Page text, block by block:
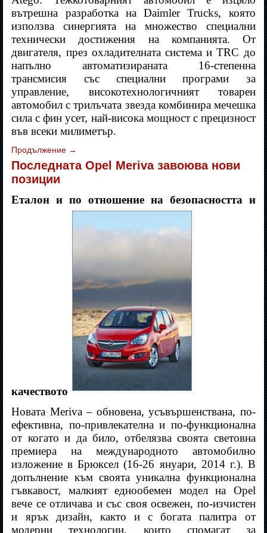
вътрешна разработка на Daimler Trucks, която
използва синергията на множество специални
технически достижения на компанията. От
двигателя, през охладителната система и TRC до
напълно автоматизираната 16-степенна
трансмисия със специални програми за
управление, високотехнологичният товарен
автомобил с трилъчата звезда комбинира мечешка
сила с фин усет, най-висока мощност с прецизност
във всеки милиметър.
Продължение →
Последната Opel Meriva завоюва нови
позиции
Еталон и по отношение на безопасността и
качеството
Новата Meriva – обновена, усъвършенствана, по-
ефективна, по-привлекателна и по-функционална
от когато и да било, отбелязва своята световна
премиера на международното автомобилно
изложение в Брюксел (16-26 януари, 2014 г.). В
допълнение към своята уникална функционална
гъвкавост, малкият еднообемен модел на Opel
вече се отличава и със своя освежен, по-изчистен
и ярък дизайн, както и с богата палитра от
модерни технологии, които спомагат за